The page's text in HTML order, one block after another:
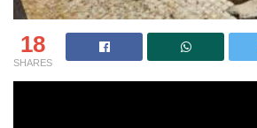
18
SHARES